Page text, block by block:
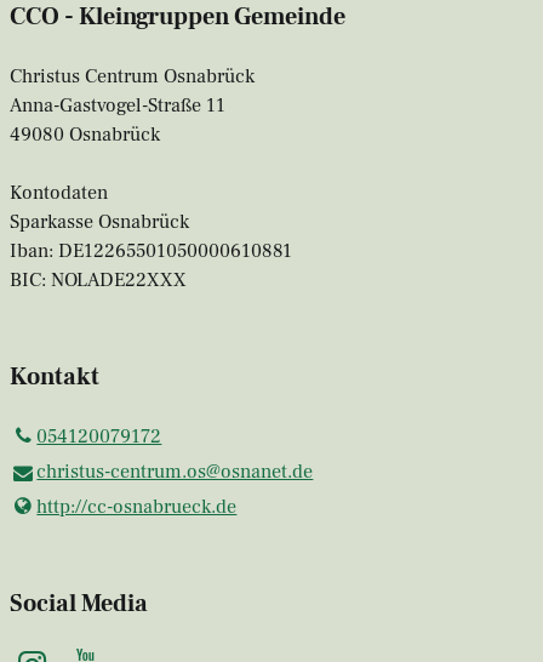
CCO - Kleingruppen Gemeinde
Christus Centrum Osnabrück
Anna-Gastvogel-Straße 11
49080 Osnabrück
Kontodaten
Sparkasse Osnabrück
Iban: DE12265501050000610881
BIC: NOLADE22XXX
Kontakt
054120079172
christus-centrum.​os@​osnanet.​de
http://cc-osnabrueck.​de
Social Media